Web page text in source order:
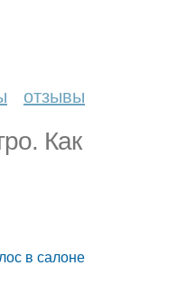
отзывы
Как
в салоне